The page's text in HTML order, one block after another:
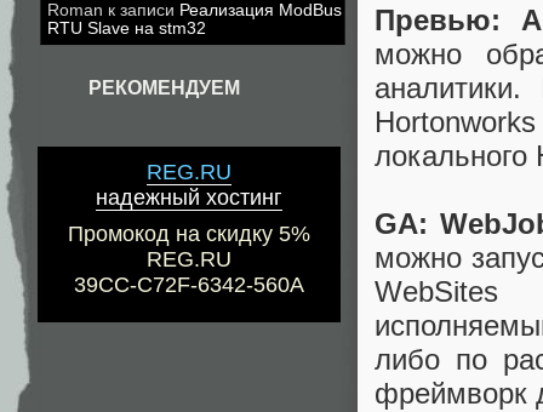
Roman к записи Реализация ModBus
RTU Slave на stm32
РЕКОМЕНДУЕМ
REG.RU
надежный хостинг
Промокод на скидку 5%
REG.RU
39CC-C72F-6342-560A
Превью:
можно
локального
GA:
можно
WebSites
либо по
фреймворк